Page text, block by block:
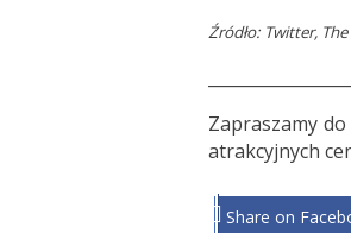
Źródło: Twitter, The
Zapraszamy do
atrakcyjnych
Share on